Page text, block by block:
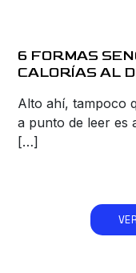
6 FORMAS
CALORÍAS AL
Alto ahí, tampoco
a punto de leer es
[…]